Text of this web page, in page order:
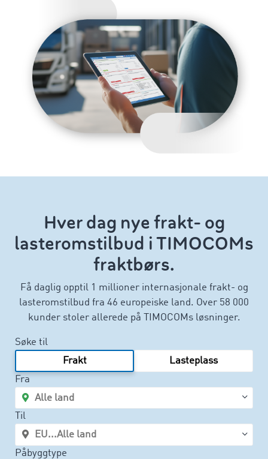
Hver dag nye frakt- og
lasteromstilbud i TIMOCOMs
fraktbørs.
Få daglig opptil 1 millioner internasjonale frakt- og
lasteromstilbud fra 46 europeiske land. Over 58 000
kunder stoler allerede på TIMOCOMs løsninger.
Søke til
Frakt
Lasteplass
Fra
Til
Påbyggtype